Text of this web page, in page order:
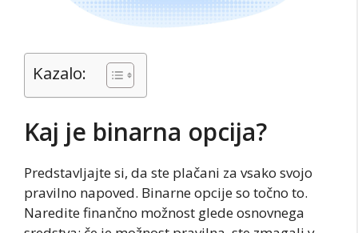
Kazalo:
Kaj je binarna opcija?
Predstavljajte si, da ste plačani za vsako svojo
pravilno napoved. Binarne opcije so točno to.
Naredite finančno možnost glede osnovnega